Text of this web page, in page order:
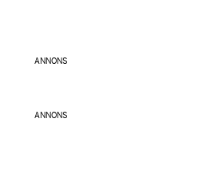
ANNONS
ANNONS